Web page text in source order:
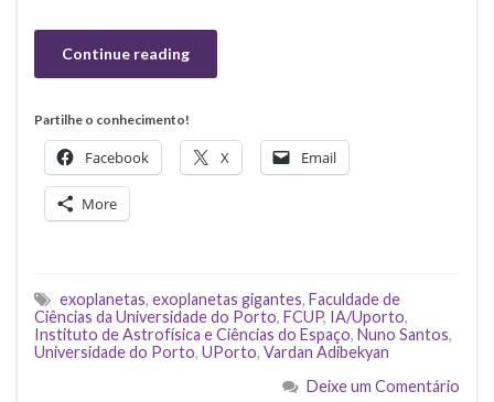
Continue reading
Partilhe o conhecimento!
Facebook X Email
More
exoplanetas, exoplanetas gigantes, Faculdade de
Ciências da Universidade do Porto, FCUP, IA/Uporto,
Instituto de Astrofísica e Ciências do Espaço, Nuno Santos,
Universidade do Porto, UPorto, Vardan Adibekyan
Deixe um Comentário